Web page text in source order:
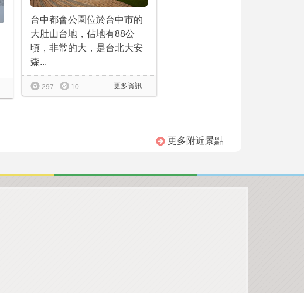
台中都會公園位於台中市的
大肚山台地，佔地有88公
頃，非常的大，是台北大安
森...
更多資訊
297 10
更多附近景點